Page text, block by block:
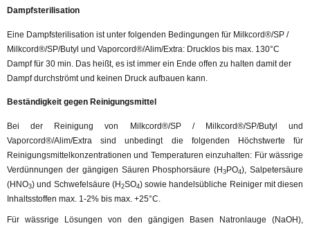
Dampfsterilisation
Eine Dampfsterilisation ist unter folgenden Bedingungen für Milkcord®/SP /
Milkcord®/SP/Butyl und Vaporcord®/Alim/Extra: Drucklos bis max. 130°C
Dampf für 30 min. Das heißt, es ist immer ein Ende offen zu halten damit der
Dampf durchströmt und keinen Druck aufbauen kann.
Beständigkeit gegen Reinigungsmittel
Bei der Reinigung von Milkcord®/SP / Milkcord®/SP/Butyl und
Vaporcord®/Alim/Extra sind unbedingt die folgenden Höchstwerte für
Reinigungsmittelkonzentrationen und Temperaturen einzuhalten: Für wässrige
Verdünnungen der gängigen Säuren Phosphorsäure (H3 PO4), Salpetersäure
(HNO3) und Schwefelsäure (H 2SO4) sowie handelsübliche Reiniger mit diesen
Inhaltsstoffen max. 1-2% bis max. +25°C.
Für wässrige Lösungen von den gängigen Basen Natronlauge (NaOH),